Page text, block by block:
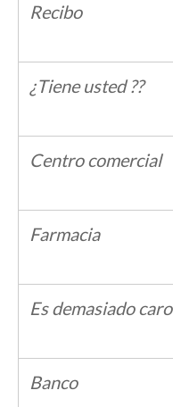
Recibo
¿Tiene usted ??
Centro comercial
Farmacia
Es demasiado caro
Banco